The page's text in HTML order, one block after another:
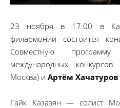
23 ноября в 17:00 в
филармонии состоится
Совместную
международных конкурсов
Москва) и Артём Хачатуров
Гайк Казазян — солист